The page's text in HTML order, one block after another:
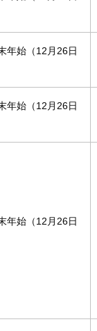
年始（12月26日
年始（12月26日
年始（12月26日